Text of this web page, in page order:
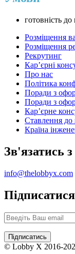
готовність
Розміщення
Розміщення
Рекрутинг
Карʼєрні
Про нас
Політика
Поради з
Поради з
Карʼєрне
Ставлення до
Країна
Зв'язатись
info@thelobbyx.com
© Lobby X 2016-